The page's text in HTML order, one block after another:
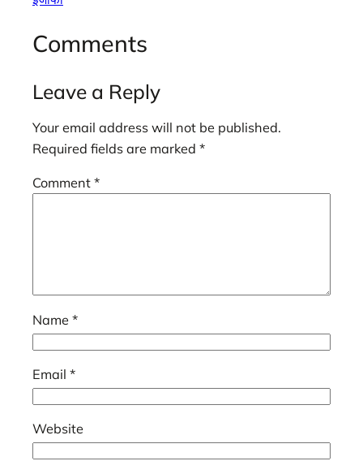
Comments
Leave a Reply
Your email address will not be published.
Required fields are marked *
Comment *
Name *
Email *
Website